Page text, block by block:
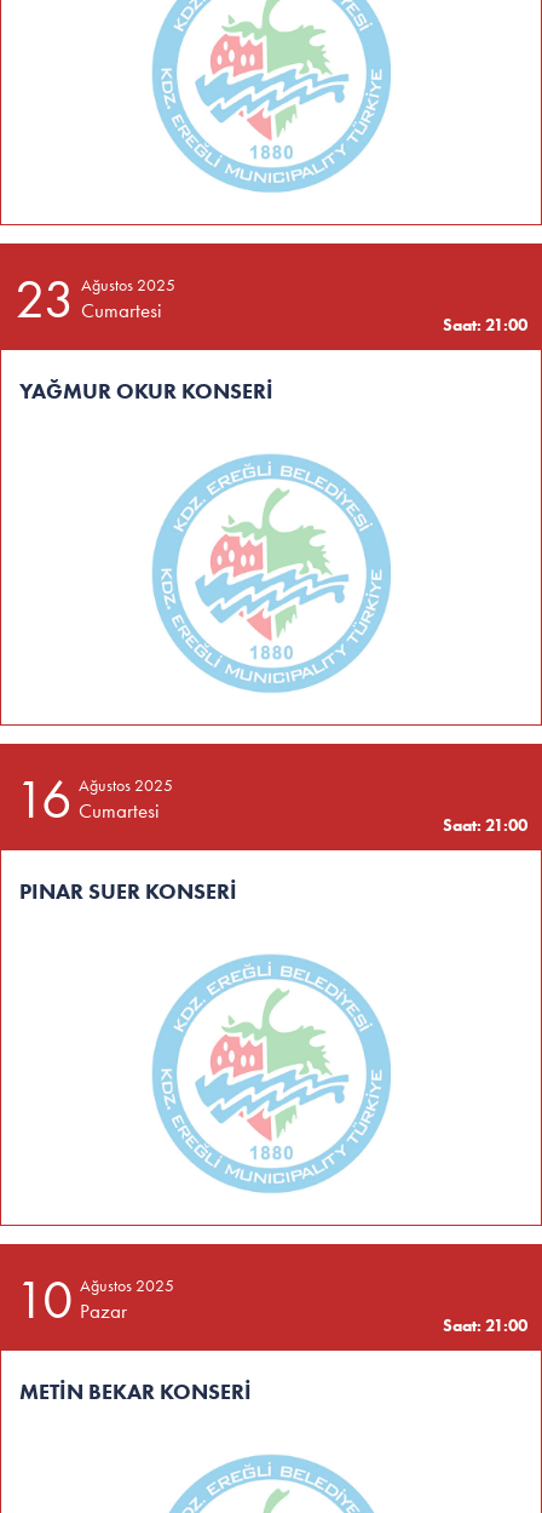
23 Ağustos 2025
Cumartesi
Saat: 21:00
YAĞMUR OKUR KONSERİ
16 Ağustos 2025
Cumartesi
Saat: 21:00
PINAR SUER KONSERİ
10 Ağustos 2025
Pazar
Saat: 21:00
METİN BEKAR KONSERİ